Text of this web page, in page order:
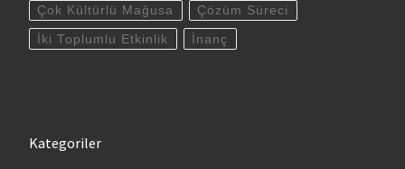
Çok Kültürlü Mağusa Çözüm Süreci
İki Toplumlu Etkinlik İnanç
Kategoriler